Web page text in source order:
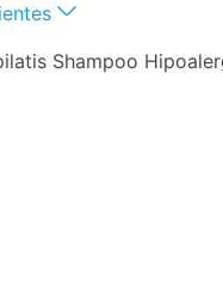
Shampoo